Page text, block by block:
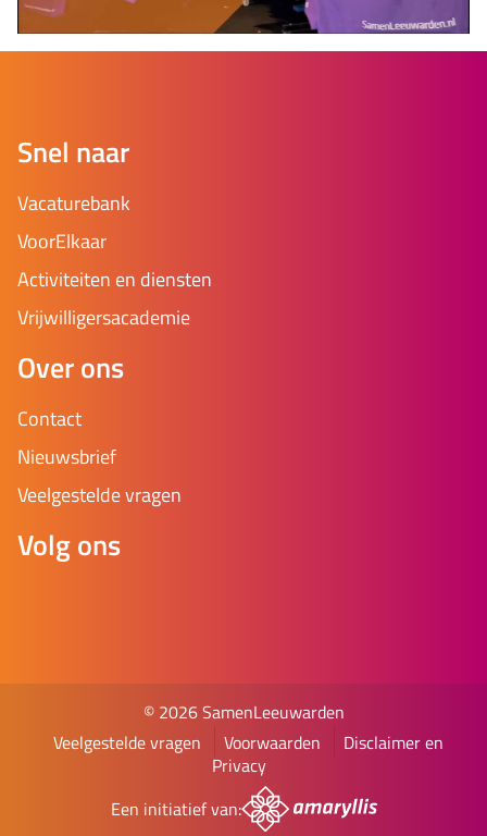
Snel naar
Vacaturebank
VoorElkaar
Activiteiten en diensten
Vrijwilligersacademie
Over ons
Contact
Nieuwsbrief
Veelgestelde vragen
Volg ons
© 2026 SamenLeeuwarden
Veelgestelde vragen
Voorwaarden
Disclaimer en
Privacy
Een initiatief van: